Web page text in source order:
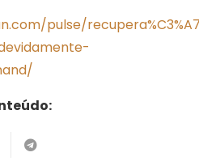
pulse/